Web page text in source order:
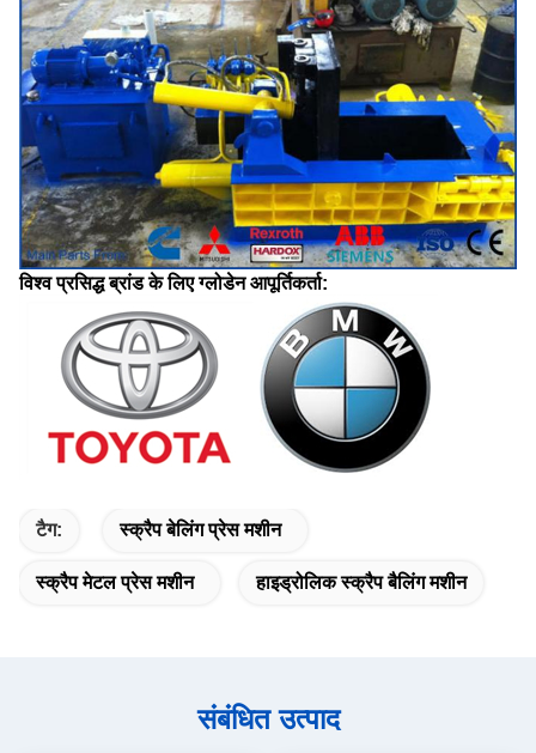
विश्व प्रसिद्ध ब्रांड के लिए ग्लोडेन आपूर्तिकर्ता:
टैग: स्क्रैप बेलिंग प्रेस मशीन
स्क्रैप मेटल प्रेस मशीन हाइड्रोलिक स्क्रैप बैलिंग मशीन
संबंधित उत्पाद